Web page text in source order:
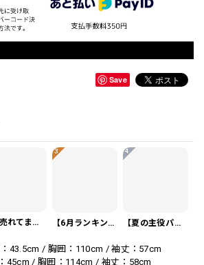
Save
【今売れてます】編み込みベルト付き フラット サンダル 3color SH0128
3
【6月ランキング1位】プレートアクセントポロシャツ KA0826
4
【夏の主役パンツ】ワッフル カジュアル スリムスラックスパンツ PA0226
43.5cm / 胸囲：110cm / 袖丈：57cm
/ 胸囲：114cm / 袖丈：58cm